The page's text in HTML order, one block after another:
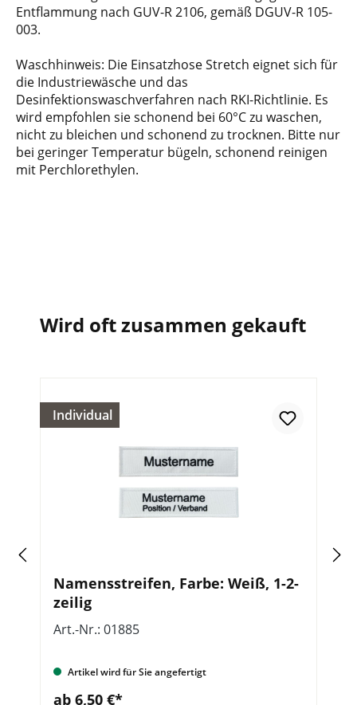
Entflammung nach GUV-R 2106, gemäß DGUV-R 105-
003.
Waschhinweis: Die Einsatzhose Stretch eignet sich für
die Industriewäsche und das
Desinfektionswaschverfahren nach RKI-Richtlinie. Es
wird empfohlen sie schonend bei 60°C zu waschen,
nicht zu bleichen und schonend zu trocknen. Bitte nur
bei geringer Temperatur bügeln, schonend reinigen
mit Perchlorethylen.
Wird oft zusammen gekauft
Individual
Namensstreifen, Farbe: Weiß, 1-2-
zeilig
Art.-Nr.: 01885
Artikel wird für Sie angefertigt
ab 6,50 €*